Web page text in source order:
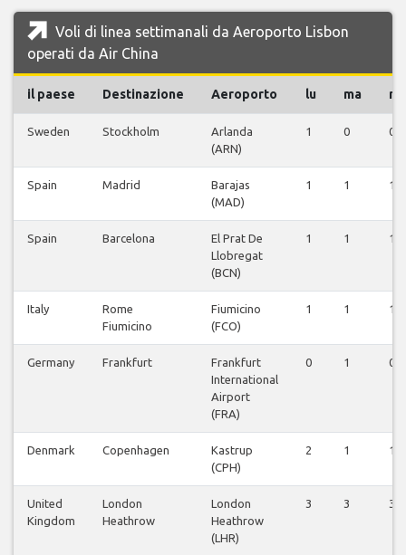
Voli di linea settimanali da Aeroporto Lisbon
operati da Air China
il paese Destinazione Aeroporto lu ma
Sweden Stockholm
Arlanda
(ARN)
1 0 0
Spain Madrid
Barajas
(MAD)
1 1 1
Spain Barcelona
El Prat De
Llobregat
(BCN)
1 1 1
Italy
Rome
Fiumicino
Fiumicino
(FCO)
1 1 1
Germany Frankfurt
Frankfurt
International
Airport
(FRA)
0 1 0
Denmark Copenhagen
Kastrup
(CPH)
2 1 1
United
Kingdom
London
Heathrow
London
Heathrow
(LHR)
3 3 3